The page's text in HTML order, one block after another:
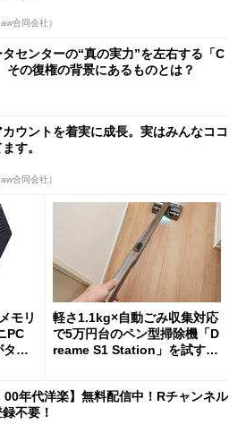
合同会社）
センターの“真の実力”を左右する「C
の復権の背景にあるものとは？
カウントを着実に成長。実はみんなココ
す。
合同会社）
モリ
PC
タイ
軽さ1.1kg×自動ごみ収集対応
で5万円台のペン型掃除機「D
reame S1 Station」を試す
00年代洋楽】無料配信中！Rチャンネル
不要！